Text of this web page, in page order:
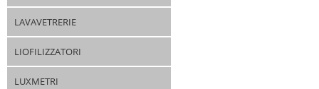
LAVAVETRERIE
LIOFILIZZATORI
LUXMETRI